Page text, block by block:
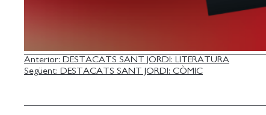
NAVEGACIÓ
D'ENTRADES
Anterior: DESTACATS SANT JORDI: LITERATURA
Següent: DESTACATS SANT JORDI: CÒMIC